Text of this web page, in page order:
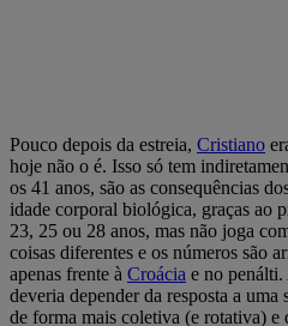
Pouco depois da estreia, Cristiano
hoje não o é. Isso só tem
os 41 anos, são as consequências
idade corporal biológica, graças ao
23, 25 ou 28 anos, mas não joga
coisas diferentes e os números são
apenas frente à Croácia e no
deveria depender da resposta a uma
de forma mais coletiva (e rotativa)